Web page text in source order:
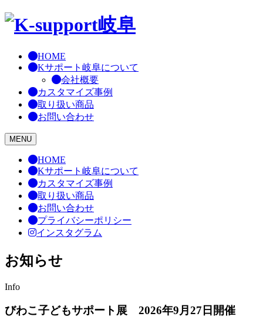
Skip
HOME
Kサポート岐阜について
会社概要
カスタマイズ事例
取り扱い商品
お問い合わせ
MENU
HOME
Kサポート岐阜について
カスタマイズ事例
取り扱い商品
お問い合わせ
プライバシーポリシー
インスタグラム
お知らせ
Info
びわこ子どもサポート展 2026年9月27日開催